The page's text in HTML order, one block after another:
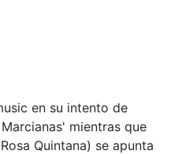
en su intento de
mientras que
Quintana) se apunta